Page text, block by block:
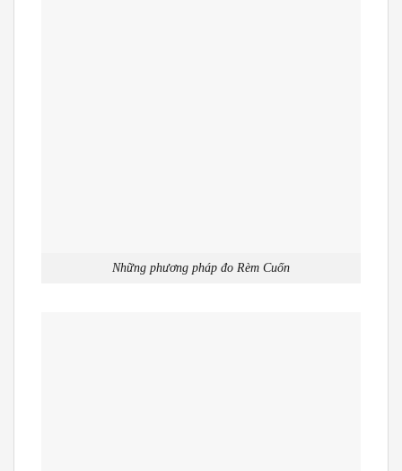
Những phương pháp đo Rèm Cuốn